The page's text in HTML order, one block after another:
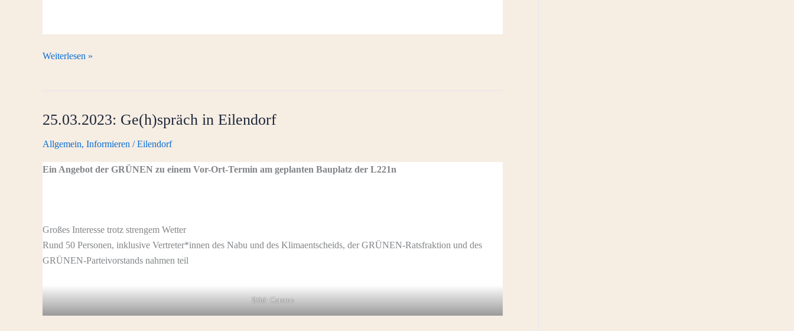
18.04.2023:
Weiterlesen »
25.03.2023: Ge(h)spräch in Eilendorf
Allgemein, Informieren /Eilendorf
Ein Angebot der GRÜNEN zu einem Vor-Ort-Termin am geplanten Bauplatz der L221n
Großes Interesse trotz strengem Wetter
Rund 50 Personen, inklusive Vertreter*innen des Nabu und des Klimaentscheids, der GRÜNEN-Ratsfraktion und des
GRÜNEN-Parteivorstands nahmen teil
Bild: Carsten